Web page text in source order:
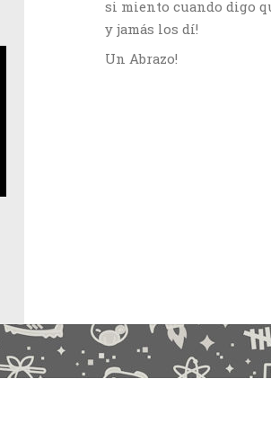
si miento cuando digo
y jamás los dí!
Un Abrazo!